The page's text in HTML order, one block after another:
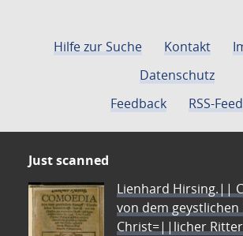
Hilfe zur Suche Kontakt
Datenschutz
Feedback
RSS-Feed
Just scanned
Lienhard Hirsing.||
von dem
Christ=||licher